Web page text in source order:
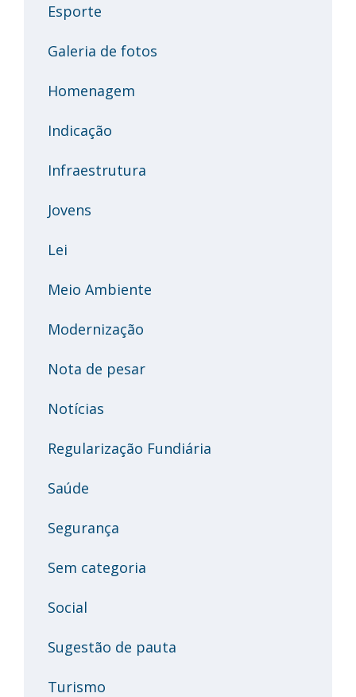
Esporte
Galeria de fotos
Homenagem
Indicação
Infraestrutura
Jovens
Lei
Meio Ambiente
Modernização
Nota de pesar
Notícias
Regularização Fundiária
Saúde
Segurança
Sem categoria
Social
Sugestão de pauta
Turismo